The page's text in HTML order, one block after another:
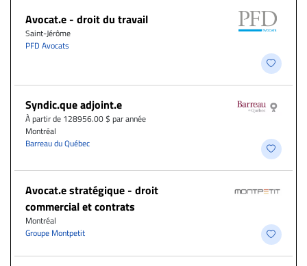
Avocat.e - droit du travail
Saint-Jérôme
PFD Avocats
Syndic.que adjoint.e
À partir de 128956.00 $ par année
Montréal
Barreau du Québec
Avocat.e stratégique - droit
commercial et contrats
Montréal
Groupe Montpetit